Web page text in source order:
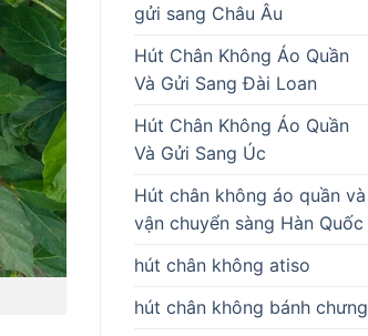
gửi sang Châu Âu
Hút Chân Không Áo Quần
Và Gửi Sang Đài Loan
Hút Chân Không Áo Quần
Và Gửi Sang Úc
Hút chân không áo quần và
vận chuyển sàng Hàn Quốc
hút chân không atiso
hút chân không bánh chưng